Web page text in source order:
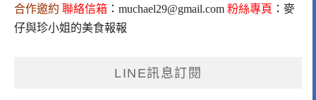
合作邀約 聯絡信箱 ： muchael29@gmail.com 粉絲專頁 ： 麥
仔與珍小姐的美食報報
LINE訊息訂閱